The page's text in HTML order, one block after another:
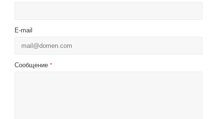
E-mail
Сообщение *